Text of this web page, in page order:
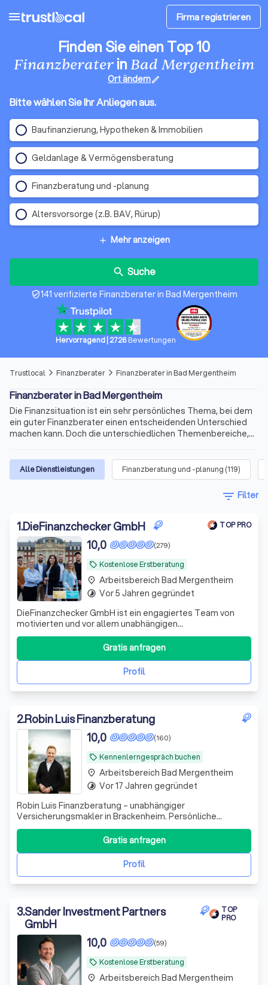
menu Firma registrieren
Finden Sie einen Top 10
FinanzberaterinBad Mergentheim
Ort ändernedit
Bitte wählen Sie Ihr Anliegen aus.
Baufinanzierung, Hypotheken & Immobilien
Geldanlage & Vermögensberatung
Finanzberatung und -planung
Altersvorsorge (z.B. BAV, Rürup)
add Mehr anzeigen
search Suche
verified_user141 verifizierte Finanzberater in Bad Mergentheim
Hervorragend 2726Bewertungen
Trustlocal arrow_forward_ios Finanzberater arrow_forward_ios Finanzberater in Bad Mergentheim
Finanzberater in Bad Mergentheim
Die Finanzsituation ist ein sehr persönliches Thema, bei dem
ein guter Finanzberater einen entscheidenden Unterschied
machen kann. Doch die unterschiedlichen Themenbereiche,
nach dem richtigen Berater schnell kompliziert. Wir bieten
Ihnen für Ihre Finanzen Experten für Versicherungen,
Immobilienfinanzierungen, Geldanlagen, Altersvorsorge und
vieles mehr. Finden Sie jetzt mit Trustlocal den besten
Alle Dienstleistungen Finanzberatung und -planung (119)
filter_list Filter
1.DieFinanzchecker GmbH TOP PRO
local_offer Kostenlose Erstberatung
(279)
10,0
DieFinanzchecker GmbH ist ein engagiertes Team von
motivierten und vor allem unabhängigen
Finanz-/Versicherungsmaklern aus dem Münsterland. Seit
2012 bieten wir unseren Kunden individuelle und
zielorientierte Produkte an, wobei wir den Fokus auf
Transparenz und Verständlichkeit setzen. Wir sind uns
Profil
Gratis anfragen
place Arbeitsbereich Bad Mergentheim
timelapse Vor 5 Jahren gegründet
2.Robin Luis Finanzberatung
local_offer Kennenlerngespräch buchen
(160)
10,0
Robin Luis Finanzberatung – unabhängiger
Versicherungsmakler in Brackenheim. Persönliche
Beratung, maßgeschneiderte Lösungen und über 16 Jahre
Erfahrung für private und gewerbliche Versicherungen.
Profil
Gratis anfragen
place Arbeitsbereich Bad Mergentheim
timelapse Vor 17 Jahren gegründet
3.Sander Investment Partners
GmbH
TOP
PRO
local_offer Kostenlose Erstberatung
(59)
10,0
place Arbeitsbereich Bad Mergentheim